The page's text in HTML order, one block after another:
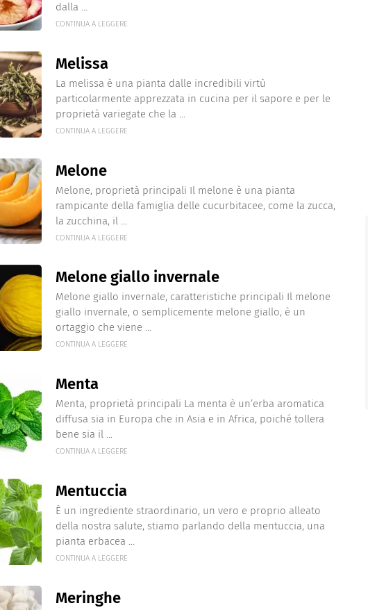
dalla ...
CONTINUA A LEGGERE
Melissa
La melissa è una pianta dalle incredibili virtù
particolarmente apprezzata in cucina per il sapore e per le
proprietà variegate che la ...
CONTINUA A LEGGERE
Melone
Melone, proprietà principali Il melone è una pianta
rampicante della famiglia delle cucurbitacee, come la zucca,
la zucchina, il ...
CONTINUA A LEGGERE
Melone giallo invernale
Melone giallo invernale, caratteristiche principali Il melone
giallo invernale, o semplicemente melone giallo, è un
ortaggio che viene ...
CONTINUA A LEGGERE
Menta
Menta, proprietà principali La menta è un’erba aromatica
diffusa sia in Europa che in Asia e in Africa, poiché tollera
bene sia il ...
CONTINUA A LEGGERE
Mentuccia
È un ingrediente straordinario, un vero e proprio alleato
della nostra salute, stiamo parlando della mentuccia, una
pianta erbacea ...
CONTINUA A LEGGERE
Meringhe